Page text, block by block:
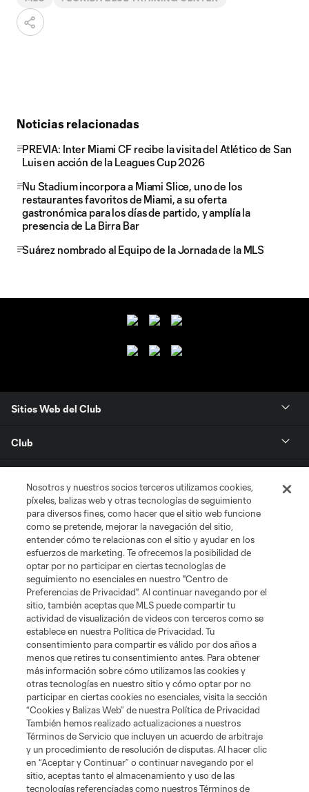
Noticias relacionadas
PREVIA: Inter Miami CF recibe la visita del Atlético de San
Luis en acción de la Leagues Cup 2026
Nu Stadium incorpora a Miami Slice, uno de los
restaurantes favoritos de Miami, a su oferta
gastronómica para los días de partido, y amplía la
presencia de La Birra Bar
Suárez nombrado al Equipo de la Jornada de la MLS
Sitios Web del Club
Club
News
MLSSOCCER.COM
Terminos de servicio
Politica de privacidad
Do Not Sell or Share My Personal Information
Cookies Settings
©2026 MLS. The Major League Soccer and MLS name and shield are
registered trademarks of Major League Soccer, L.L.C. (“MLS”). The names
and logos of MLS teams are registered and/or common law trademarks of
MLS or are used with the permission of their owners. Any unauthorized use
is forbidden.
Nosotros y nuestros socios terceros utilizamos cookies,
píxeles, balizas web y otras tecnologías de seguimiento
para diversos fines, como hacer que el sitio web funcione
como se pretende, mejorar la navegación del sitio,
entender cómo te relacionas con el sitio y ayudar en los
esfuerzos de marketing. Te ofrecemos la posibilidad de
optar por no participar en ciertas tecnologías de
seguimiento no esenciales en nuestro "Centro de
Preferencias de Privacidad". Al continuar navegando por el
sitio, también aceptas que MLS puede compartir tu
actividad de visualización de videos con terceros como se
establece en nuestra Política de Privacidad. Tu
consentimiento para compartir es válido por dos años a
menos que retires tu consentimiento antes. Para obtener
más información sobre cómo utilizamos las cookies y
otras tecnologías en nuestro sitio y cómo optar por no
participar en ciertas cookies no esenciales, visita la sección
“Cookies y Balizas Web” de nuestra Política de Privacidad
También hemos realizado actualizaciones a nuestros
Términos de Servicio que incluyen un acuerdo de arbitraje
y un procedimiento de resolución de disputas. Al hacer clic
en “Aceptar y Continuar” o continuar navegando por el
sitio, aceptas tanto el almacenamiento y uso de las
tecnologías referenciadas como nuestros Términos de